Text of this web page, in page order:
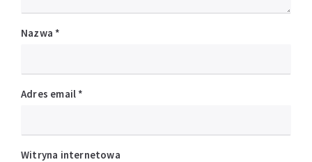
Nazwa *
Adres email *
Witryna internetowa